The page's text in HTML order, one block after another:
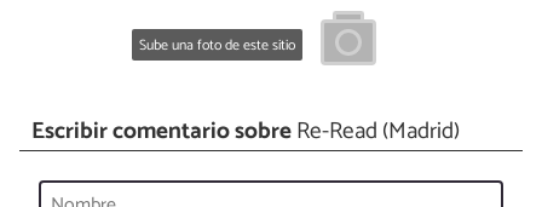
Sube una foto de este sitio
Escribir comentario sobreRe-Read (Madrid)